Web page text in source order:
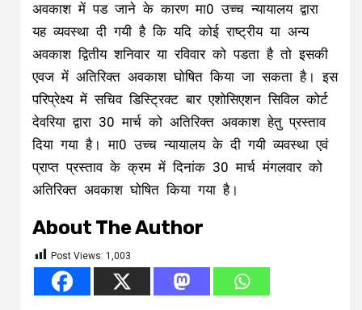
अवकाश में पड जाने के कारण मा0 उच्च न्यायालय द्वारा
यह व्यवस्था दी गयी है कि यदि कोई राष्ट्रीय या अन्य
अवकाश द्वितीय शनिवार या रविवार को पडता है तो इसकी
एवज में अतिरिक्त अवकाश घोषित किया जा सकता है। इस
परिप्रेक्ष्य में सचिव डिस्ट्रिक्ट बार एशोसिएशन सिविल कोर्ट
देवरिया द्वारा 30 मार्च को अतिरिक्त अवकाश हेतु प्रस्ताव
दिया गया है। मा0 उच्च न्यायालय के दी गयी व्यवस्था एवं
प्राप्त प्रस्ताव के क्रम में दिनांक 30 मार्च मंगलवार को
अतिरिक्त अवकाश घोषित किया गया है।
About The Author
Post Views: 1,003